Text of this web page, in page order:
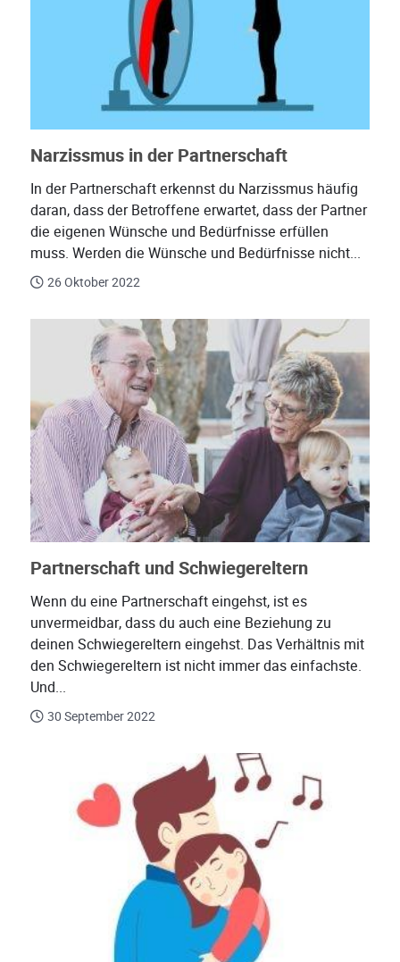
Narzissmus in der Partnerschaft
In der Partnerschaft erkennst du Narzissmus häufig
daran, dass der Betroffene erwartet, dass der Partner
die eigenen Wünsche und Bedürfnisse erfüllen
muss. Werden die Wünsche und Bedürfnisse nicht...
26 Oktober 2022
Partnerschaft und Schwiegereltern
Wenn du eine Partnerschaft eingehst, ist es
unvermeidbar, dass du auch eine Beziehung zu
deinen Schwiegereltern eingehst. Das Verhältnis mit
den Schwiegereltern ist nicht immer das einfachste.
Und...
30 September 2022